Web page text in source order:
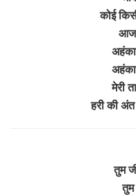
कोई
आज
मेरी
हरी की
तुम
तुम